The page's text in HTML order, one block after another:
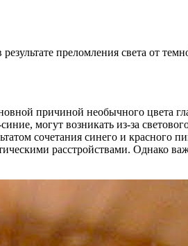
преломления света от
причиной необычного цвета
могут возникать из-за
сочетания синего и красного
расстройствами. Однако